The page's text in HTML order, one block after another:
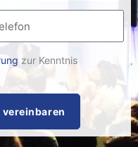
zur Kenntnis